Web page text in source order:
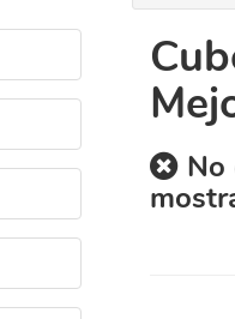
No